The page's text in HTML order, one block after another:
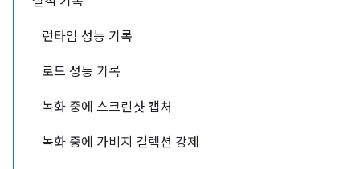
런타임 성능 기록
로드 성능 기록
녹화 중에 스크린샷 캡처
녹화 중에 가비지 컬렉션 강제